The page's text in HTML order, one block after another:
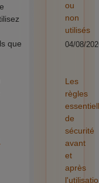
que
ou
non
utilisés
04/08/
Les
règles
de
sécurité
avant
et
après